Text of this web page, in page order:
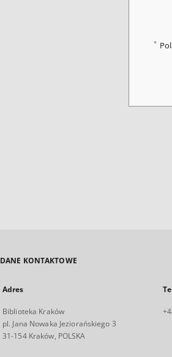
*
DANE KONTAKTOWE
Adres
Biblioteka Kraków
pl. Jana Nowaka Jeziorańskiego 3
31-154 Kraków, POLSKA